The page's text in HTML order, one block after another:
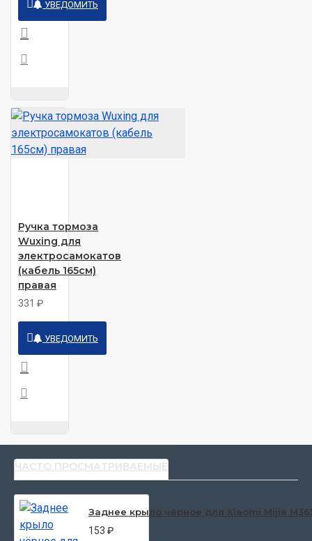
УВЕДОМИТЬ
Ручка тормоза
Wuxing для
электросамокатов
(кабель 165см)
правая
331 ₽
УВЕДОМИТЬ
ЧАСТО ПРОСМАТРИВАЕМЫЕ
Заднее крыло чёрное для Xiaomi Mijia
153 ₽